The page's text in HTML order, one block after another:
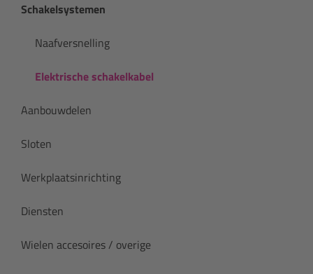
Schakelsystemen
Naafversnelling
Elektrische schakelkabel
Aanbouwdelen
Sloten
Werkplaatsinrichting
Diensten
Wielen accesoires / overige